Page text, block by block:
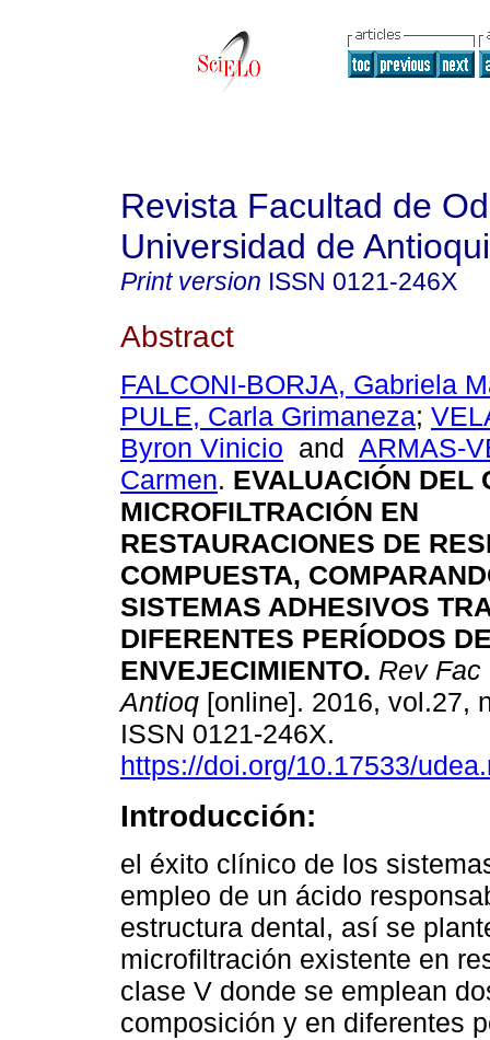
Revista Facultad de
Universidad de
Print version ISSN 0121-246X
Abstract
FALCONI-BORJA, Gabriela
PULE, Carla Grimaneza;
Byron Vinicio and ARMAS-
Carmen. EVALUACIÓN DEL
MICROFILTRACIÓN EN
RESTAURACIONES DE
COMPUESTA,
SISTEMAS ADHESIVOS
DIFERENTES PERÍODOS
ENVEJECIMIENTO. Rev Fac
Antioq [online]. 2016, vol.27,
ISSN 0121-246X.
https://doi.org/10.17533/
Introducción:
el éxito clínico de los
empleo de un ácido
estructura dental, así se
microfiltración existente en
clase V donde se emplean
composición y en diferentes